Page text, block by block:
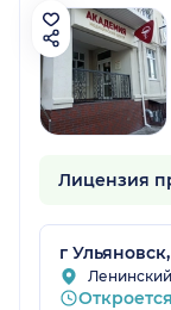
Лицензия
г